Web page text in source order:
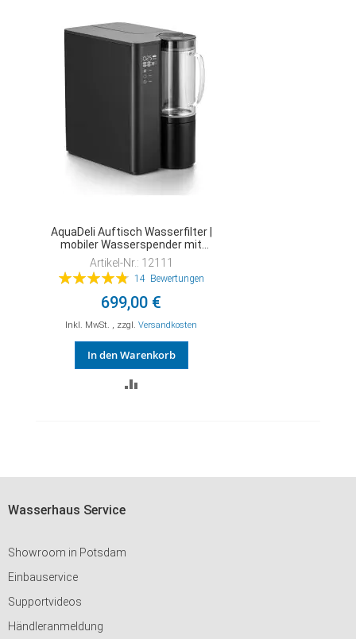
AquaDeli Auftisch Wasserfilter |
mobiler Wasserspender mit
Osmosefilter
Artikel-Nr.: 12111
Bewertung:
14 Bewertungen
699,00 €
Inkl. MwSt. , zzgl. Versandkosten
In den Warenkorb
Wasserhaus Service
Showroom in Potsdam
Einbauservice
Supportvideos
Händleranmeldung